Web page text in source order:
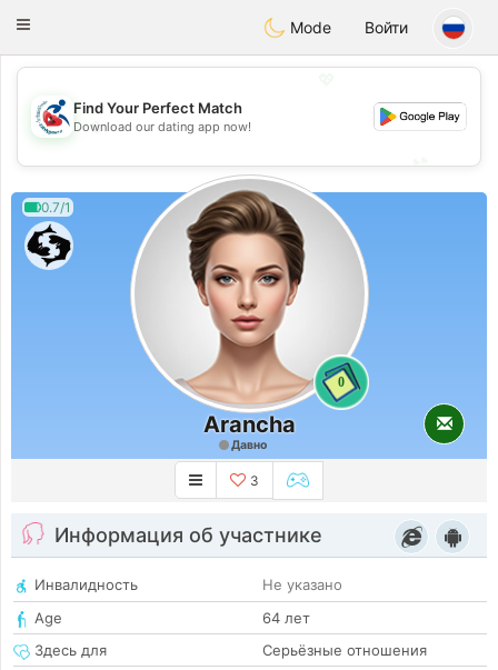
Handi Space
Toggle
Mode Войти
💖
💕
Find Your Perfect Match
Download our dating app now!
0.7/1
0
Arancha
Давно
3
Информация об участнике
Инвалидность
Не указано
Age
64 лет
Здесь для
Серьёзные отношения